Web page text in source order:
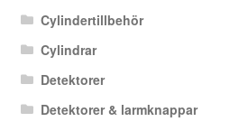
Cylindertillbehör
Cylindrar
Detektorer
Detektorer & larmknappar